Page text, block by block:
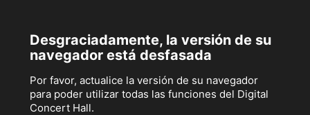
Desgraciadamente, la versión de su
navegador está desfasada
Por favor, actualice la versión de su navegador
para poder utilizar todas las funciones del Digital
Concert Hall.